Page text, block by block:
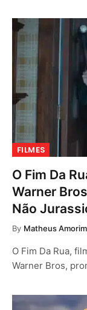
FILMES
O Fim Da
Warner
Não
By Matheus Amorim
O Fim Da Rua,
Warner Bros,